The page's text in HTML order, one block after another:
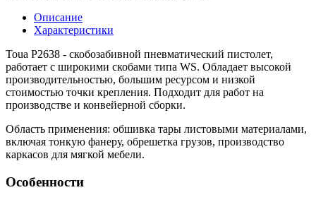
Описание
Характеристики
Toua P2638 - скобозабивной пневматический пистолет,
работает с широкими скобами типа WS. Обладает высокой
производительностью, большим ресурсом и низкой
стоимостью точки крепления. Подходит для работ на
производстве и конвейерной сборки.
Область применения: обшивка тары листовыми материалами,
включая тонкую фанеру, обрешетка грузов, производство
каркасов для мягкой мебели.
Особенности